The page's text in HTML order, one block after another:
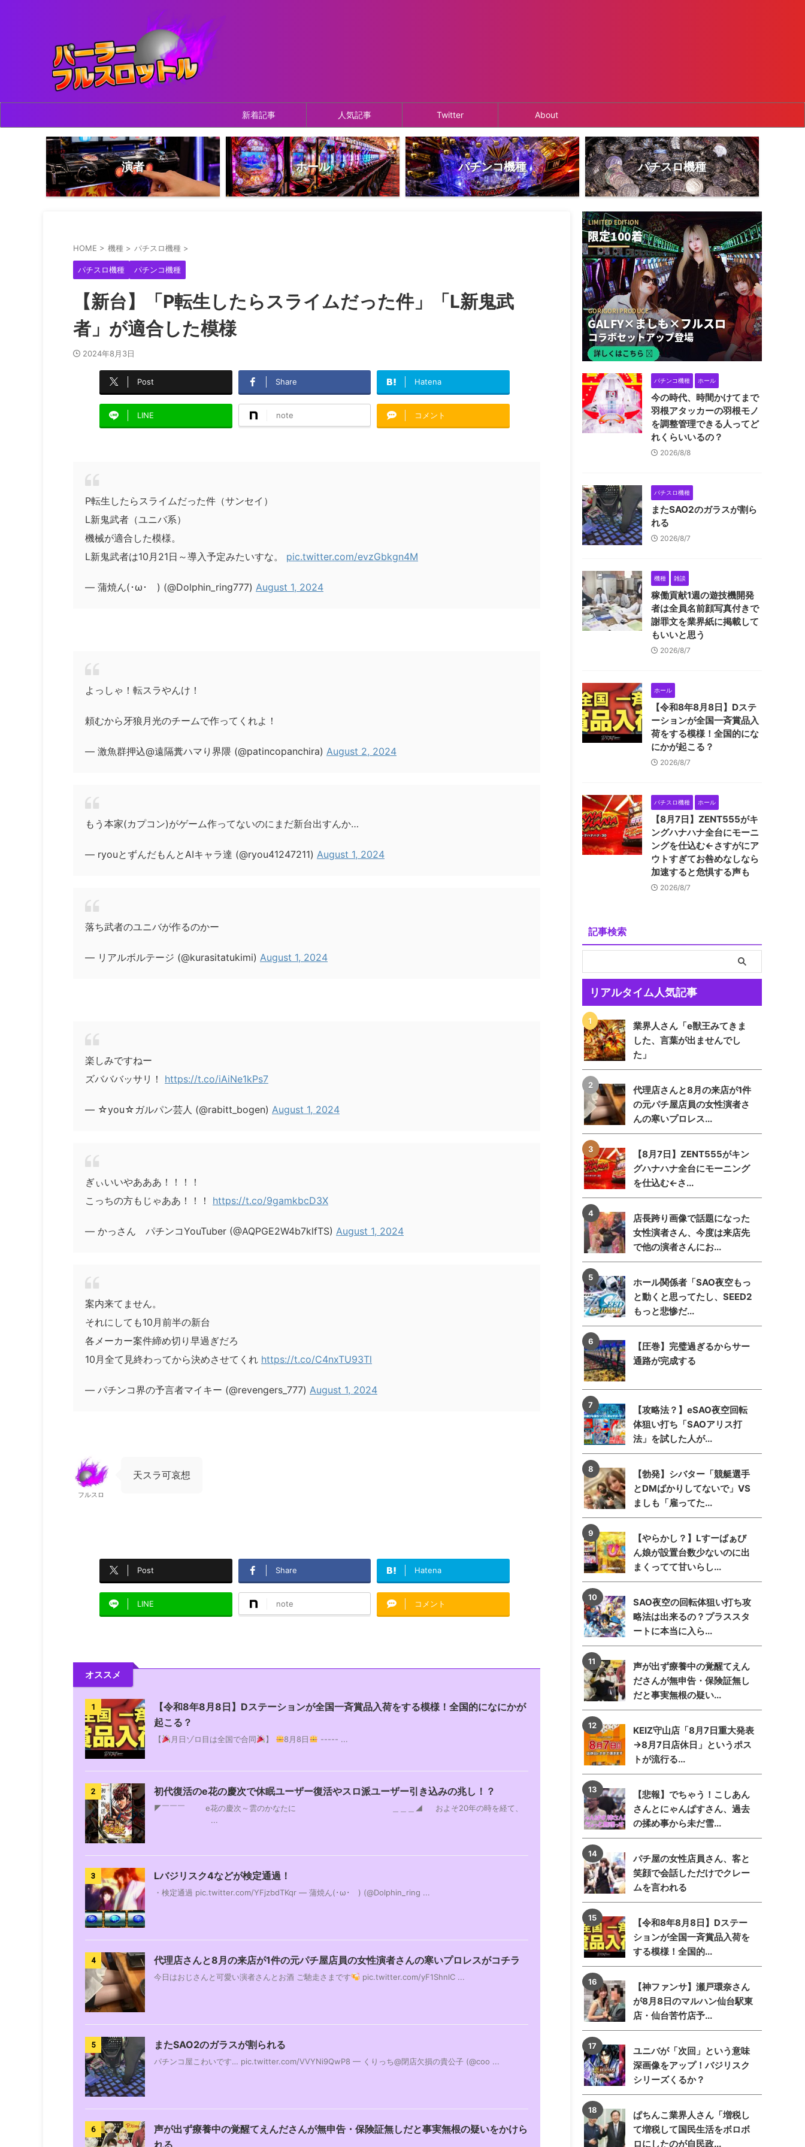
新着記事 人気記事 Twitter About
演者 ホール パチンコ機種 パチスロ機種
HOME > 機種 > パチスロ機種 >
パチスロ機種 パチンコ機種
【新台】「P転生したらスライムだった件」「L新鬼武
者」が適合した模様
2024年8月3日
Post Share Hatena
LINE note コメント
P転生したらスライムだった件（サンセイ）
L新鬼武者（ユニバ系）
機械が適合した模様。
L新鬼武者は10月21日～導入予定みたいすな。 pic.twitter.com/evzGbkgn4M
— 蒲焼ん(･ω･ ) (@Dolphin_ring777) August 1, 2024
よっしゃ！転スラやんけ！
頼むから牙狼月光のチームで作ってくれよ！
— 激魚群押込@遠隔糞ハマり界隈 (@patincopanchira) August 2, 2024
もう本家(カプコン)がゲーム作ってないのにまだ新台出すんか…
— ryouとずんだもんとAIキャラ達 (@ryou41247211) August 1, 2024
落ち武者のユニバが作るのかー
— リアルボルテージ (@kurasitatukimi) August 1, 2024
楽しみですねー
ズバババッサリ！ https://t.co/iAiNe1kPs7
— ☆you☆ガルパン芸人 (@rabitt_bogen) August 1, 2024
ぎぃいいやあああ！！！！
こっちの方もじゃああ！！！ https://t.co/9gamkbcD3X
— かっさん パチンコYouTuber (@AQPGE2W4b7klfTS) August 1, 2024
案内来てません。
それにしても10月前半の新台
各メーカー案件締め切り早過ぎだろ
10月全て見終わってから決めさせてくれ https://t.co/C4nxTU93Tl
— パチンコ界の予言者マイキー (@revengers_777) August 1, 2024
フルスロ
天スラ可哀想
Post Share Hatena
LINE note コメント
オススメ
1
【令和8年8月8日】Dステーションが全国一斉賞品入荷をする模様！全国的になにかが
起こる？
【 月日ゾロ目は全国で合同 】 8月8日 ----- ...
2 初代復活のe花の慶次で休眠ユーザー復活やスロ派ユーザー引き込みの兆し！？
◤￣￣￣ e花の慶次～雲のかなたに ＿＿＿◢ およそ20年の時を経て、
...
3 Lバジリスク4などが検定通過！
・⁠検定通過 pic.twitter.com/YFjzbdTKqr — 蒲焼ん(･ω･ ) (@Dolphin_ring ...
4 代理店さんと8月の来店が1件の元パチ屋店員の女性演者さんの寒いプロレスがコチラ
今日はおじさんと可愛い演者さんとお酒 ご馳走さまです pic.twitter.com/yF1ShnlC ...
5 またSAO2のガラスが割られる
パチンコ屋こわいです… pic.twitter.com/VVYNi9QwP8 — くりっち@閉店欠損の貴公子 (@coo ...
6
声が出ず療養中の覚醒てえんださんが無申告・保険証無しだと事実無根の疑いをかけら
れる
パチンコ機種 ホール
今の時代、時間かけてまで
羽根アタッカーの羽根モノ
を調整管理できる人ってど
れくらいいるの？
2026/8/8
パチスロ機種
またSAO2のガラスが割ら
れる
2026/8/7
機種 雑談
稼働貢献1週の遊技機開発
者は全員名前顔写真付きで
謝罪文を業界紙に掲載して
もいいと思う
2026/8/7
ホール
【令和8年8月8日】Dステ
ーションが全国一斉賞品入
荷をする模様！全国的にな
にかが起こる？
2026/8/7
パチスロ機種 ホール
【8月7日】ZENT555がキ
ングハナハナ全台にモーニ
ングを仕込む←さすがにア
ウトすぎてお咎めなしなら
加速すると危惧する声も
2026/8/7
記事検索
リアルタイム人気記事
業界人さん「e獣王みてきま
した、言葉が出ませんでし
た」
代理店さんと8月の来店が1件
の元パチ屋店員の女性演者さ
んの寒いプロレス...
【8月7日】ZENT555がキン
グハナハナ全台にモーニング
を仕込む←さ...
店長跨り画像で話題になった
女性演者さん、今度は来店先
で他の演者さんにお...
ホール関係者「SAO夜空もっ
と動くと思ってたし、SEED2
もっと悲惨だ...
【圧巻】完璧過ぎるからサー
通路が完成する
【攻略法？】eSAO夜空回転
体狙い打ち「SAOアリス打
法」を試した人が...
【勃発】シバター「競艇選手
とDMばかりしてないで」VS
ましも「雇ってた...
【やらかし？】Lすーぱぁび
ん娘が設置台数少ないのに出
まくってて甘いらし...
SAO夜空の回転体狙い打ち攻
略法は出来るの？プラススタ
ートに本当に入ら...
声が出ず療養中の覚醒てえん
ださんが無申告・保険証無し
だと事実無根の疑い...
KEIZ守山店「8月7日重大発表
→8月7日店休日」というポス
トが流行る...
【悲報】でちゃう！こしあん
さんとにゃんぱすさん、過去
の揉め事から未だ雪...
パチ屋の女性店員さん、客と
笑顔で会話しただけでクレー
ムを言われる
【令和8年8月8日】Dステー
ションが全国一斉賞品入荷を
する模様！全国的...
【神ファンサ】瀬戸環奈さん
が8月8日のマルハン仙台駅東
店・仙台苦竹店予...
ユニバが「次回」という意味
深画像をアップ！バジリスク
シリーズくるか？
ぱちんこ業界人さん「増税し
て増税して国民生活をボロボ
ロにしたのが自民政...